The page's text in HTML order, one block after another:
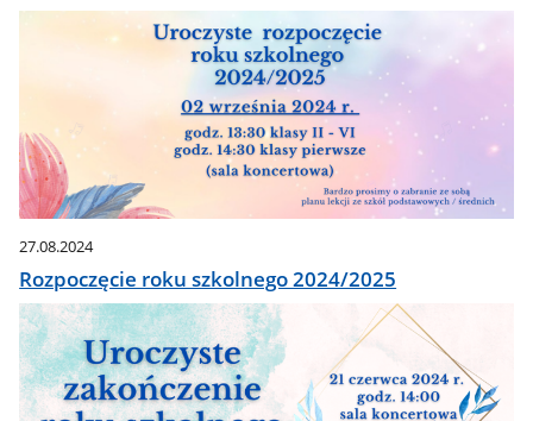
27.08.2024
Rozpoczęcie roku szkolnego 2024/2025